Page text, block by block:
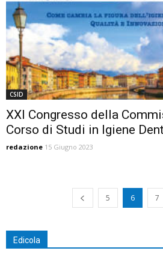
CSID
XXI Congresso della
Corso di Studi in Igiene
redazione 15 Giugno 2023
5 6 7
Edicola